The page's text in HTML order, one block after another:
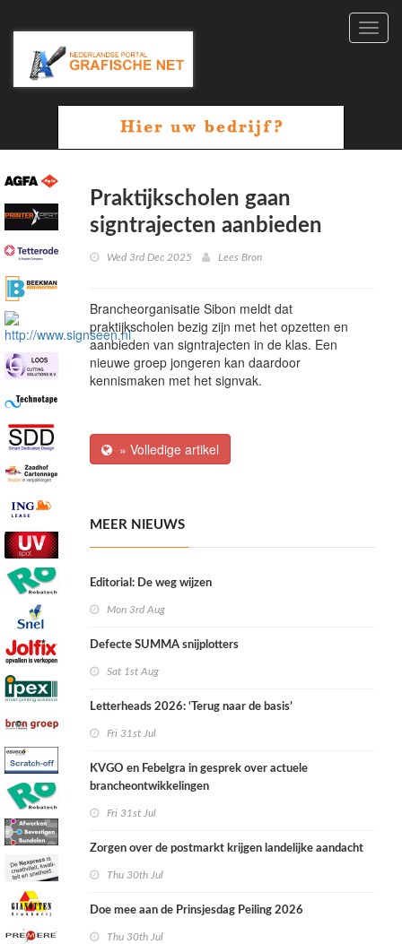
Praktijkscholen gaan
signtrajecten aanbieden
Wed 3rd Dec 2025 Lees Bron
Brancheorganisatie Sibon meldt dat
praktijkscholen bezig zijn met het opzetten en
aanbieden van signtrajecten in de klas. Een
nieuwe groep jongeren kan daardoor
kennismaken met het signvak.
» Volledige artikel
MEER NIEUWS
Editorial: De weg wijzen
Mon 3rd Aug
Defecte SUMMA snijplotters
Sat 1st Aug
Letterheads 2026: ‘Terug naar de basis’
Fri 31st Jul
KVGO en Febelgra in gesprek over actuele
brancheontwikkelingen
Fri 31st Jul
Zorgen over de postmarkt krijgen landelijke aandacht
Thu 30th Jul
Doe mee aan de Prinsjesdag Peiling 2026
Thu 30th Jul